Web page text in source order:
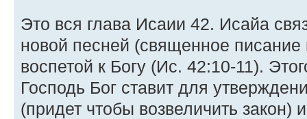
Это вся глава Исаии 42. Исайа
новой песней (священное
воспетой к Богу (Ис. 42:10-11).
Господь Бог ставит для
(придет чтобы возвеличить закон)